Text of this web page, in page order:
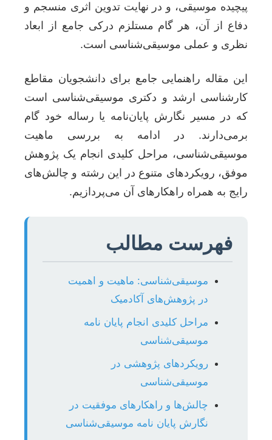
پیچیده موسیقی، و در نهایت تدوین اثری منسجم و
دفاع از آن، هر گام مستلزم درکی جامع از ابعاد
نظری و عملی موسیقی‌شناسی است.
این مقاله راهنمایی جامع برای دانشجویان مقاطع
کارشناسی ارشد و دکتری موسیقی‌شناسی است
که در مسیر نگارش پایان‌نامه یا رساله خود گام
برمی‌دارند. در ادامه به بررسی ماهیت
موسیقی‌شناسی، مراحل کلیدی انجام یک پژوهش
موفق، رویکردهای متنوع در این رشته و چالش‌های
رایج به همراه راهکارهای آن می‌پردازیم.
فهرست مطالب
موسیقی‌شناسی: ماهیت و اهمیت
در پژوهش‌های آکادمیک
مراحل کلیدی انجام پایان نامه
موسیقی‌شناسی
رویکردهای پژوهشی در
موسیقی‌شناسی
چالش‌ها و راهکارهای موفقیت در
نگارش پایان نامه موسیقی‌شناسی